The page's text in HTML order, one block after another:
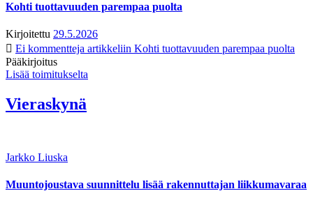
Kohti tuottavuuden parempaa puolta
Kirjoitettu 29.5.2026
Ei kommentteja artikkeliin Kohti tuottavuuden parempaa puolta
Pääkirjoitus
Lisää toimitukselta
Vieraskynä
Jarkko Liuska
Muuntojoustava suunnittelu lisää rakennuttajan liikkumavaraa